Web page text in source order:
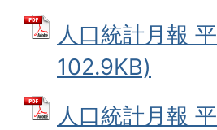
人口統計月報
102.9KB)
人口統計月報